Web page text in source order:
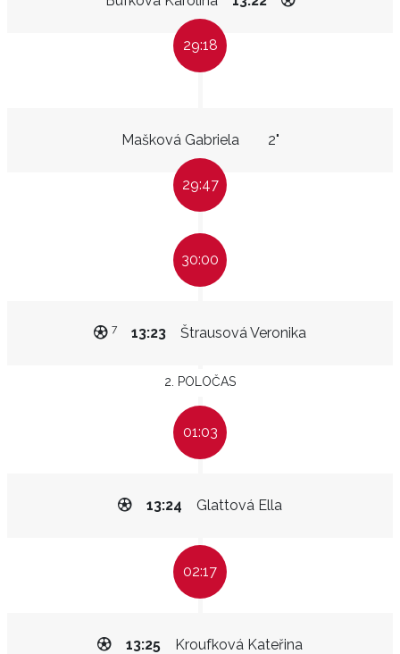
29:18
Mašková Gabriela 2"
29:47
30:00
Štrausová Veronika
13:23
7
2. POLOČAS
01:03
Glattová Ella
13:24
02:17
Kroufková Kateřina
13:25